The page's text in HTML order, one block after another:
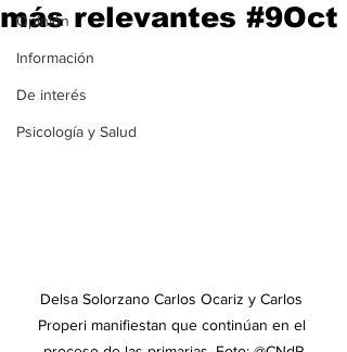
Opinión
Información
De interés
Psicología y Salud
más relevantes #9Oct
Delsa Solorzano Carlos Ocariz y Carlos
Properi manifiestan que continúan en el